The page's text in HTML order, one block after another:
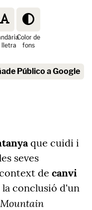
lletra
Color de
fons
Público a Google
que cuidi i
seves
de canvi
la conclusió d'un
Mountain